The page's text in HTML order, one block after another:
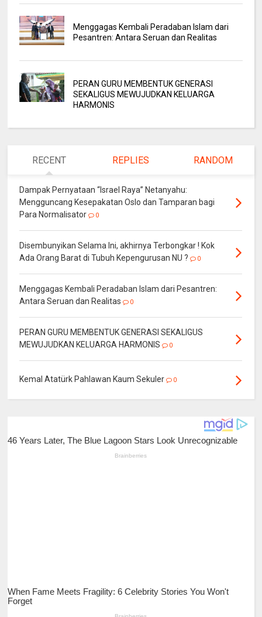
Menggagas Kembali Peradaban Islam dari
Pesantren: Antara Seruan dan Realitas
PERAN GURU MEMBENTUK GENERASI
SEKALIGUS MEWUJUDKAN KELUARGA
HARMONIS
RECENT REPLIES RANDOM
Dampak Pernyataan “Israel Raya” Netanyahu:
Mengguncang Kesepakatan Oslo dan Tamparan bagi
Para Normalisator
0
Disembunyikan Selama Ini, akhirnya Terbongkar ! Kok
Ada Orang Barat di Tubuh Kepengurusan NU ?
0
Menggagas Kembali Peradaban Islam dari Pesantren:
Antara Seruan dan Realitas
0
PERAN GURU MEMBENTUK GENERASI SEKALIGUS
MEWUJUDKAN KELUARGA HARMONIS
0
Kemal Atatürk Pahlawan Kaum Sekuler 0